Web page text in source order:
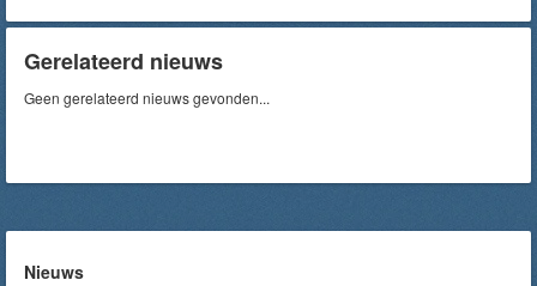
Gerelateerd nieuws
Geen gerelateerd nieuws gevonden...
Nieuws